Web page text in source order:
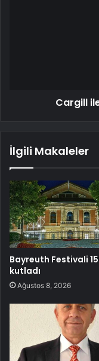
Cargill
İlgili Makaleler
Bayreuth Festivali
kutladı
Ağustos 8, 2026